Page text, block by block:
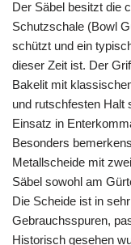
Der Säbel besitzt die
Schutzschale (Bowl
schützt und ein
dieser Zeit ist. Der
Bakelit mit
und rutschfesten Halt
Einsatz in
Besonders
Metallscheide mit
Säbel sowohl am
Die Scheide ist in
Gebrauchsspuren,
Historisch gesehen